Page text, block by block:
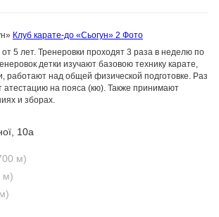
Клуб карате-до «Сьогун» 2 Фото
5 лет. Тренеровки проходят 3 раза в неделю по
детки изучают базовою технику карате,
работают над общей физической подготовке. Раз
атестацию на пояса (кю). Также принимают
и зборах.
10а
м)
м)